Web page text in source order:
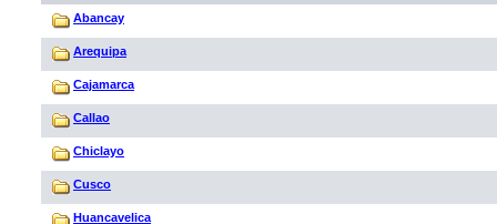
Abancay
Arequipa
Cajamarca
Callao
Chiclayo
Cusco
Huancavelica